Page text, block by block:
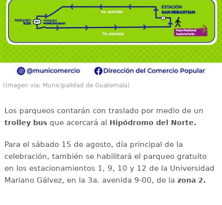
(Imagen vía: Municipalidad de Guatemala)
Los parqueos contarán con traslado por medio de un
trolley busque acercará al Hipódromo del Norte.
Para el sábado 15 de agosto, día principal de la
celebración, también se habilitará el parqueo gratuito
en los estacionamientos 1, 9, 10 y 12 de la Universidad
Mariano Gálvez, en la 3a. avenida 9-00, de la zona 2.